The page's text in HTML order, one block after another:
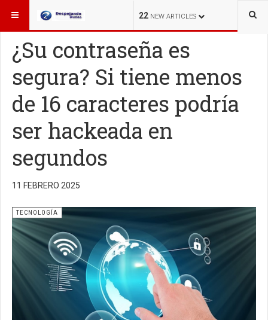
22 NEW ARTICLES
ESTÁ AQUÍ: TECNOLOGÍA
¿Su contraseña es
segura? Si tiene menos
de 16 caracteres podría
ser hackeada en
segundos
11 FEBRERO 2025
TECNOLOGÍA